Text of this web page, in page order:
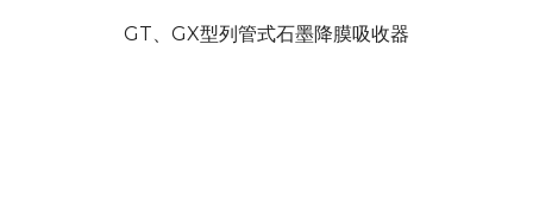
GT、GX型列管式石墨降膜吸收器